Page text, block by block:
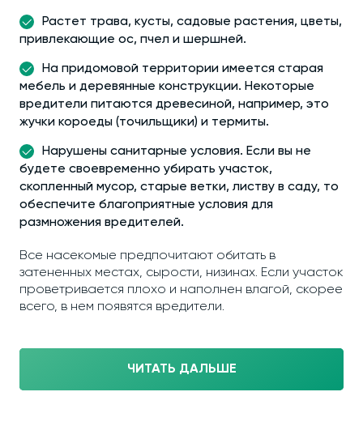
Растет трава, кусты, садовые растения, цветы,
привлекающие ос, пчел и шершней.
На придомовой территории имеется старая
мебель и деревянные конструкции. Некоторые
вредители питаются древесиной, например, это
жучки короеды (точильщики) и термиты.
Нарушены санитарные условия. Если вы не
будете своевременно убирать участок,
скопленный мусор, старые ветки, листву в саду, то
обеспечите благоприятные условия для
размножения вредителей.
Все насекомые предпочитают обитать в
затененных местах, сырости, низинах. Если участок
проветривается плохо и наполнен влагой, скорее
всего, в нем появятся вредители.
ЧИТАТЬ ДАЛЬШЕ